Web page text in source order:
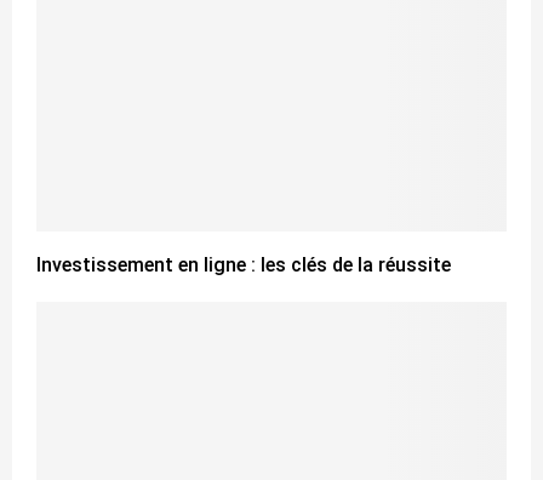
Investissement en ligne : les clés de la réussite